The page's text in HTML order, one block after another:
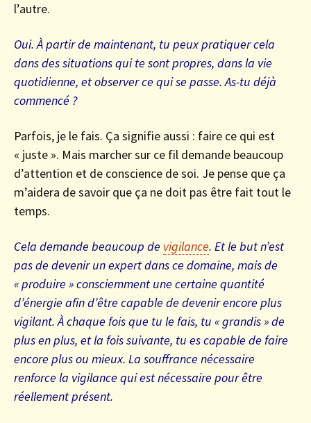
l’autre.
Oui. À partir de maintenant, tu peux pratiquer cela
dans des situations qui te sont propres, dans la vie
quotidienne, et observer ce qui se passe. As-tu déjà
commencé ?
Parfois, je le fais. Ça signifie aussi : faire ce qui est
« juste ». Mais marcher sur ce fil demande beaucoup
d’attention et de conscience de soi. Je pense que ça
m’aidera de savoir que ça ne doit pas être fait tout le
temps.
Cela demande beaucoup de vigilance. Et le but n’est
pas de devenir un expert dans ce domaine, mais de
« produire » consciemment une certaine quantité
d’énergie afin d’être capable de devenir encore plus
vigilant. À chaque fois que tu le fais, tu « grandis » de
plus en plus, et la fois suivante, tu es capable de faire
encore plus ou mieux. La souffrance nécessaire
renforce la vigilance qui est nécessaire pour être
réellement présent.